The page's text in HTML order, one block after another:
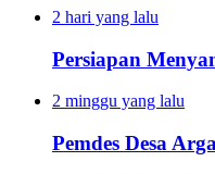
2 hari yang lalu
Persiapan
2 minggu yang lalu
Pemdes Desa